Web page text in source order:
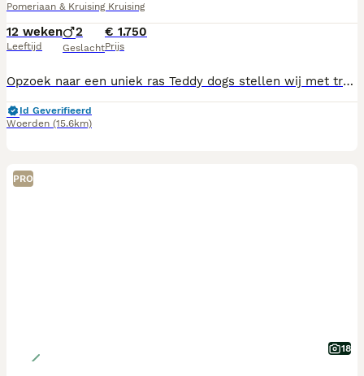
Pomeriaan & Kruising Kruising
12 weken
Leeftijd
2
Geslacht
€ 1.750
Prijs
Opzoek naar een uniek ras Teddy dogs stellen wij met trots voor aan jullie. Het prachtige nestje is een kruising tussen Korea pomeriaan x chowchow (moeder) en beschikt over een stamboom. De vader is een ras pomeriaan zonder stamboom. De pups zijn 11 weken oud en groeien op in een warme, liefdevolle huiselijke omgeving. Ze wennen aan dagelijkse geluiden, mensen en anders honden, waardoor ze goed gesocialiseerd zijn. Beschikbaar; Crème reutje Choco tan/ orange sable Moeder is aanwezig bij een bezoek. U kunt dan gelijk zien wat voor leuk ras het is. De vader dekreu is niet aanwezig. Alle inentingen gehad, beschikken over paspoort en chip. Er is bij overdracht ook een gezondheidsverklaring van de dierenarts die u mee krijgt. Info ras https: teddydog.nl
Id Geverifieerd
Woerden (15.6km)
PRO
18